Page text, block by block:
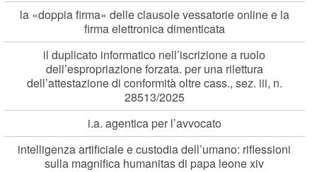
la «doppia firma» delle clausole vessatorie online e la
firma elettronica dimenticata
il duplicato informatico nell’iscrizione a ruolo
dell’espropriazione forzata. per una rilettura
dell’attestazione di conformità oltre cass., sez. iii, n.
28513/2025
i.a. agentica per l’avvocato
intelligenza artificiale e custodia dell’umano: riflessioni
sulla magnifica humanitas di papa leone xiv